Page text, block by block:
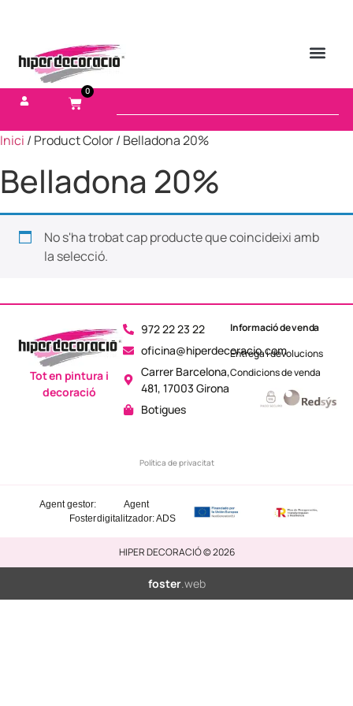
0
Inici / Product Color / Belladona 20%
Belladona 20%
No s'ha trobat cap producte que coincideixi amb
la selecció.
972 22 23 22
oficina@hiperdecoracio.com
Carrer Barcelona,
481, 17003 Girona
Botigues
Política de privacitat
Tot en pintura i
decoració
Informació de venda
Entrega i devolucions
Condicions de venda
Agent
digitalitzador: ADS
Agent gestor:
Foster
HIPER DECORACIÓ © 2026
foster.web